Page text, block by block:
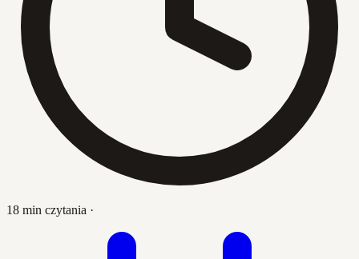
18 min czytania ·